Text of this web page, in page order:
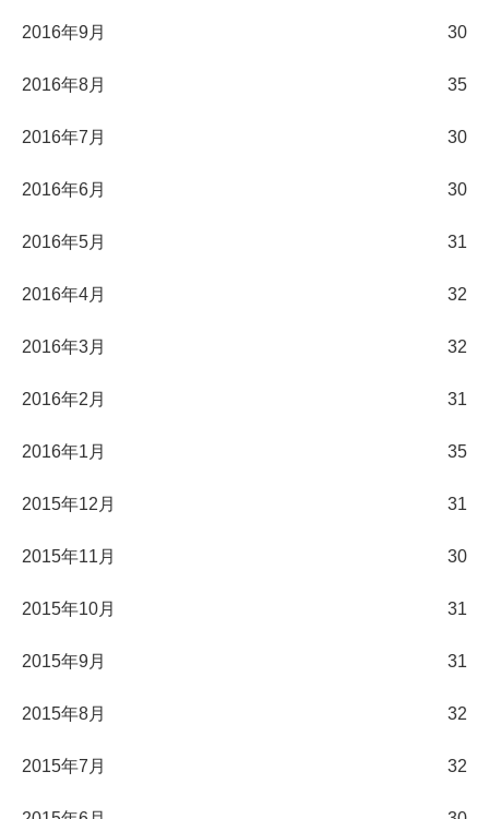
2016年9月 30
2016年8月 35
2016年7月 30
2016年6月 30
2016年5月 31
2016年4月 32
2016年3月 32
2016年2月 31
2016年1月 35
2015年12月 31
2015年11月 30
2015年10月 31
2015年9月 31
2015年8月 32
2015年7月 32